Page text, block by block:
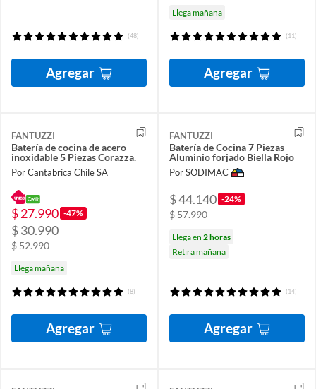
(48)
Agregar
Llega mañana
(11)
Agregar
FANTUZZI
Batería de cocina de acero
inoxidable 5 Piezas Corazza.
Por Cantabrica Chile SA
$ 27.990 -47%
$ 30.990
$ 52.990
Llega mañana
(8)
Agregar
FANTUZZI
Batería de Cocina 7 Piezas
Aluminio forjado Biella Rojo
Por SODIMAC
$ 44.140 -24%
$ 57.990
Llega en 2 horas
Retira mañana
(14)
Agregar